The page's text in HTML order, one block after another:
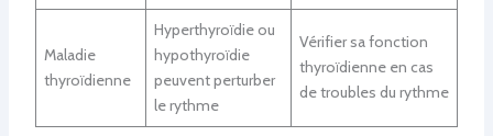
Maladie
thyroïdienne
Hyperthyroïdie ou
hypothyroïdie
peuvent perturber
le rythme
Vérifier sa fonction
thyroïdienne en cas
de troubles du rythme